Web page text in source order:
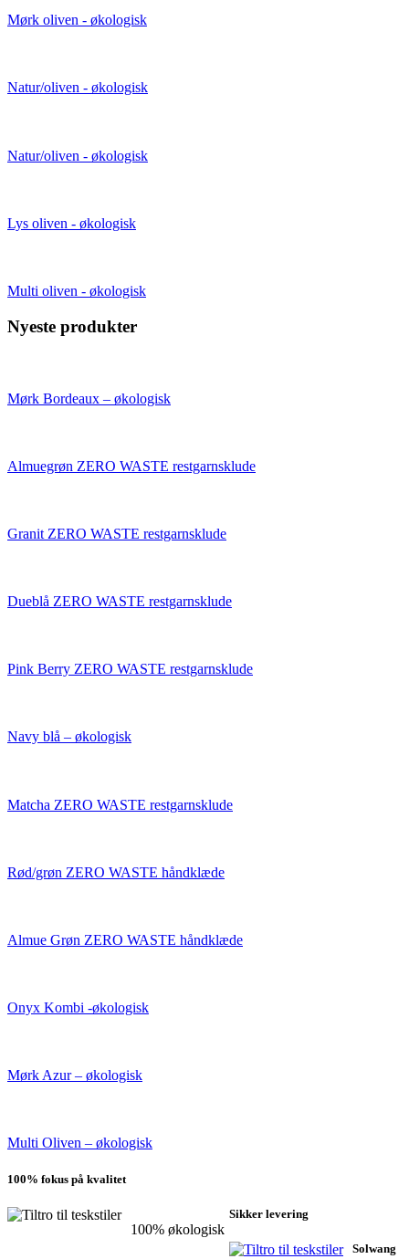
Mørk oliven - økologisk
Natur/oliven - økologisk
Natur/oliven - økologisk
Lys oliven - økologisk
Multi oliven - økologisk
Nyeste produkter
Mørk Bordeaux – økologisk
Almuegrøn ZERO WASTE restgarnsklude
Granit ZERO WASTE restgarnsklude
Dueblå ZERO WASTE restgarnsklude
Pink Berry ZERO WASTE restgarnsklude
Navy blå – økologisk
Matcha ZERO WASTE restgarnsklude
Rød/grøn ZERO WASTE håndklæde
Almue Grøn ZERO WASTE håndklæde
Onyx Kombi -økologisk
Mørk Azur – økologisk
Multi Oliven – økologisk
100% fokus på kvalitet
100% økologisk
Sikker levering
Solwang